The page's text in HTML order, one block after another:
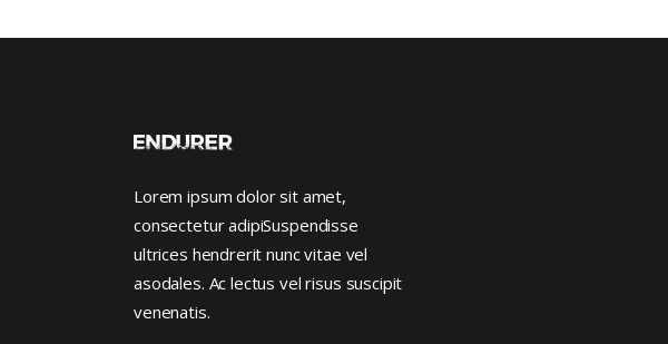
Lorem ipsum dolor sit amet,
consectetur adipiSuspendisse
ultrices hendrerit nunc vitae vel
asodales. Ac lectus vel risus suscipit
venenatis.